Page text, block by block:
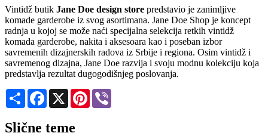
Vintidž butik Jane Doe design store predstavio je zanimljive
komade garderobe iz svog asortimana. Jane Doe Shop je koncept
radnja u kojoj se može naći specijalna selekcija retkih vintidž
komada garderobe, nakita i aksesoara kao i poseban izbor
savremenih dizajnerskih radova iz Srbije i regiona. Osim vintidž i
savremenog dizajna, Jane Doe razvija i svoju modnu kolekciju koja
predstavlja rezultat dugogodišnjeg poslovanja.
Share Facebook
X Pinterest
Slične teme